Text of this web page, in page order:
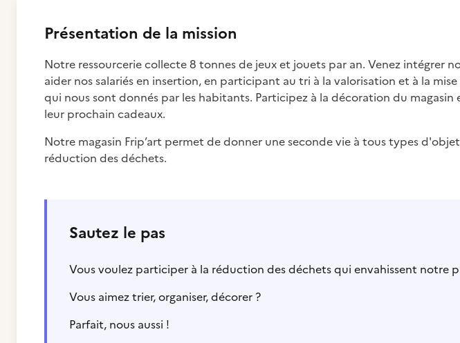
Présentation de la mission
Notre ressourcerie collecte 8 tonnes de jeux et jouets par an. Venez intégrer
aider nos salariés en insertion, en participant au tri à la valorisation et à la
qui nous sont donnés par les habitants. Participez à la décoration du magasin
leur prochain cadeaux.
Notre magasin Frip’art permet de donner une seconde vie à tous types
réduction des déchets.
Sautez le pas
Vous voulez participer à la réduction des déchets qui envahissent notre
Vous aimez trier, organiser, décorer ?
Parfait, nous aussi !